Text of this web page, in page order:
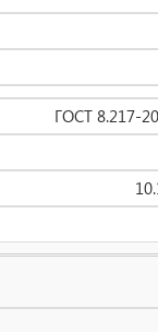
ГОСТ 8.217-